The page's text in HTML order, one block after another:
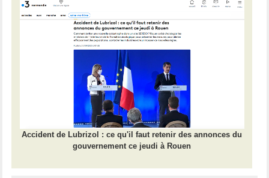
Accident de Lubrizol : ce qu'il faut retenir des annonces du
gouvernement ce jeudi à Rouen